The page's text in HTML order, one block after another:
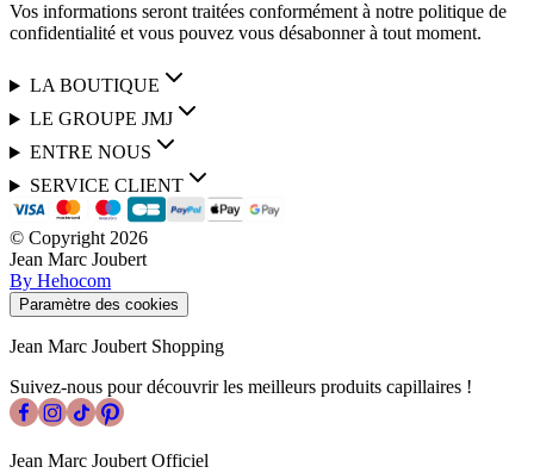
Vos informations seront traitées conformément à notre politique de
confidentialité et vous pouvez vous désabonner à tout moment.
LA BOUTIQUE
LE GROUPE JMJ
ENTRE NOUS
SERVICE CLIENT
© Copyright2026
Jean Marc Joubert
By Hehocom
Paramètre des cookies
Jean Marc Joubert Shopping
Suivez-nous pour découvrir les meilleurs produits capillaires !
Jean Marc Joubert Officiel